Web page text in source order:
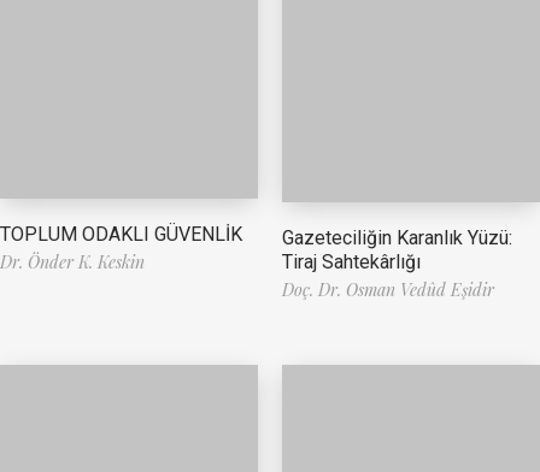
TOPLUM ODAKLI GÜVENLİK
Dr. Önder K. Keskin
Gazeteciliğin Karanlık Yüzü:
Tiraj Sahtekârlığı
Doç. Dr. Osman Vedûd Eşidir